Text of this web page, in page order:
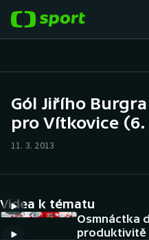
Hokej
Cyklistika
Gól Jiřího
pro Vítkovice
11. 3. 2013
Videa k tématu
Osmnáctka
produktivitě